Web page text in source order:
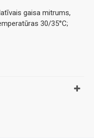
gaisa mitrums,
30/35°C;